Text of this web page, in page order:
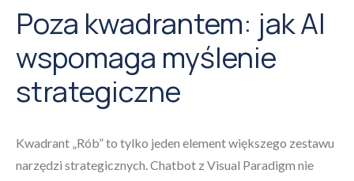
Poza kwadrantem: jak AI
wspomaga myślenie
strategiczne
Kwadrant „Rób” to tylko jeden element większego zestawu
narzędzi strategicznych. Chatbot z Visual Paradigm nie